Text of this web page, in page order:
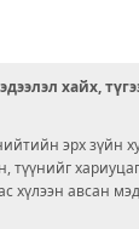
хайх,
эрх зүйн
хүлээн авсан